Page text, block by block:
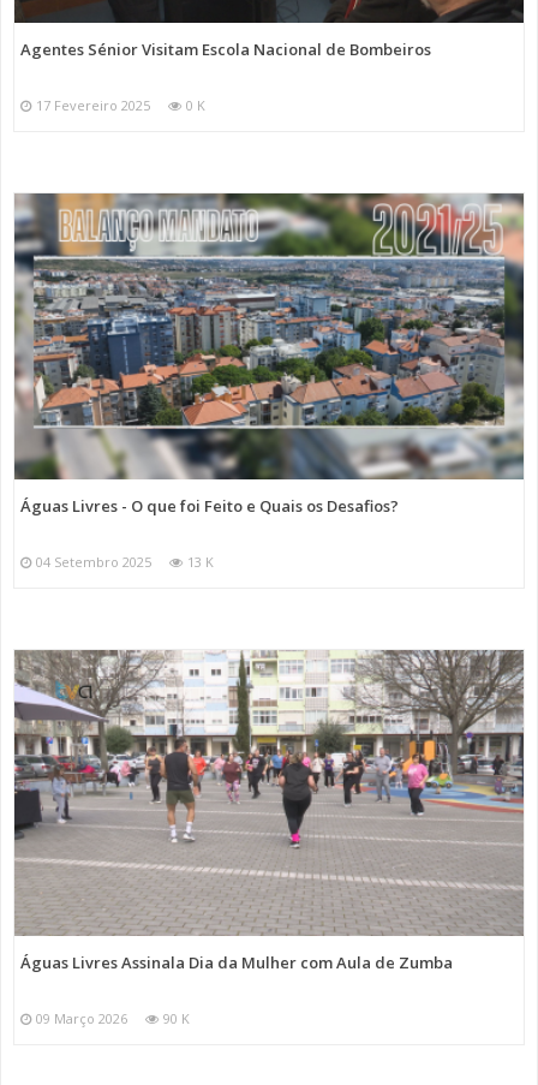
Agentes Sénior Visitam Escola Nacional de Bombeiros
17 Fevereiro 2025 0 K
Águas Livres - O que foi Feito e Quais os Desafios?
04 Setembro 2025 13 K
Águas Livres Assinala Dia da Mulher com Aula de Zumba
09 Março 2026 90 K